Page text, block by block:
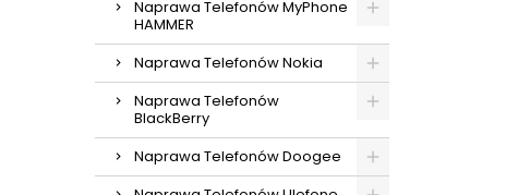
Naprawa Telefonów MyPhone
HAMMER
Naprawa Telefonów Nokia
Naprawa Telefonów
BlackBerry
Naprawa Telefonów Doogee